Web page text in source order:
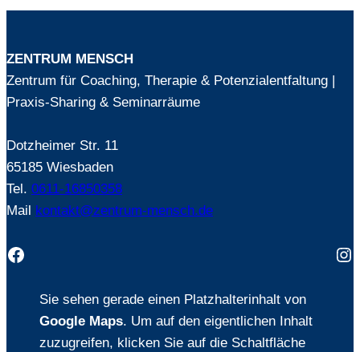
ZENTRUM MENSCH
Zentrum für Coaching, Therapie & Potenzialentfaltung |
Praxis-Sharing & Seminarräume
Dotzheimer Str. 11
65185 Wiesbaden
Tel. 0611-16850358
Mail kontakt@zentrum-mensch.de
Facebook
Sie sehen gerade einen Platzhalterinhalt von
Google Maps. Um auf den eigentlichen Inhalt
zuzugreifen, klicken Sie auf die Schaltfläche